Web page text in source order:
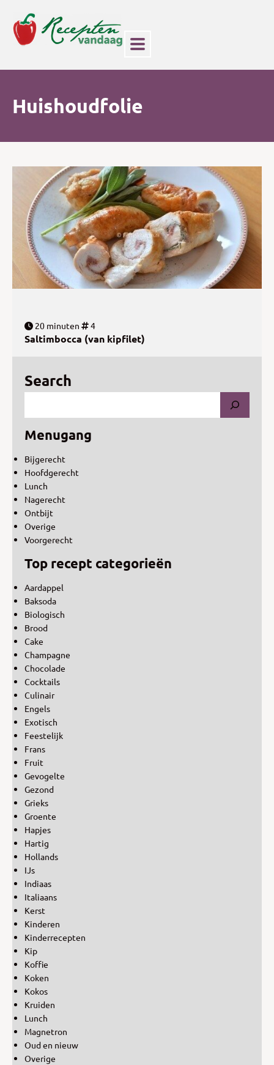
Huishoudfolie
20 minuten 4
Saltimbocca (van kipfilet)
Search
Menugang
Bijgerecht
Hoofdgerecht
Lunch
Nagerecht
Ontbijt
Overige
Voorgerecht
Top recept categorieën
Aardappel
Baksoda
Biologisch
Brood
Cake
Champagne
Chocolade
Cocktails
Culinair
Engels
Exotisch
Feestelijk
Frans
Fruit
Gevogelte
Gezond
Grieks
Groente
Hapjes
Hartig
Hollands
IJs
Indiaas
Italiaans
Kerst
Kinderen
Kinderrecepten
Kip
Koffie
Koken
Kokos
Kruiden
Lunch
Magnetron
Oud en nieuw
Overige